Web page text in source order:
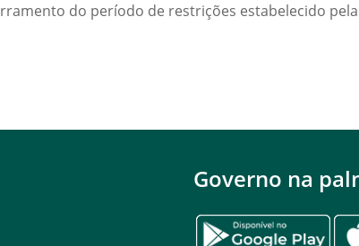
do período de restrições estabelecido
Governo na